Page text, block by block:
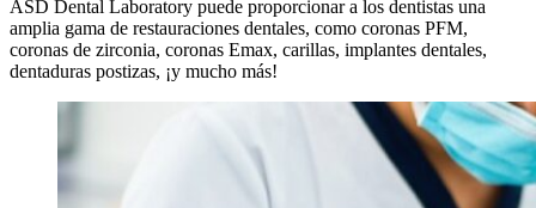
ASD Dental Laboratory puede proporcionar a los dentistas una
amplia gama de restauraciones dentales, como coronas PFM,
coronas de zirconia, coronas Emax, carillas, implantes dentales,
dentaduras postizas, ¡y mucho más!